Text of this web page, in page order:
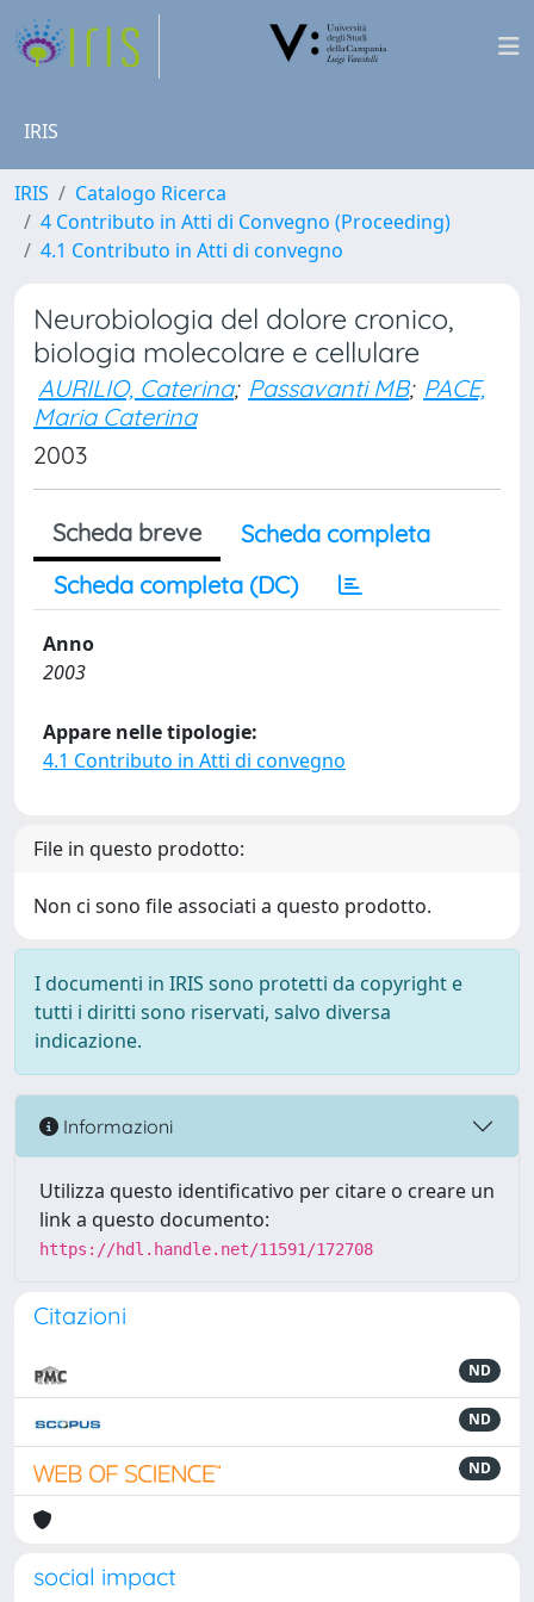
IRIS
IRIS
Catalogo Ricerca
4 Contributo in Atti di Convegno (Proceeding)
4.1 Contributo in Atti di convegno
Neurobiologia del dolore cronico,
biologia molecolare e cellulare
AURILIO, Caterina; Passavanti MB; PACE,
Maria Caterina
2003
Scheda breve
Scheda completa
Scheda completa (DC)
Anno
2003
Appare nelle tipologie:
4.1 Contributo in Atti di convegno
File in questo prodotto:
Non ci sono file associati a questo prodotto.
I documenti in IRIS sono protetti da copyright e
tutti i diritti sono riservati, salvo diversa
indicazione.
Informazioni
Utilizza questo identificativo per citare o creare un
link a questo documento:
https://hdl.handle.net/11591/172708
Citazioni
ND
ND
ND
social impact